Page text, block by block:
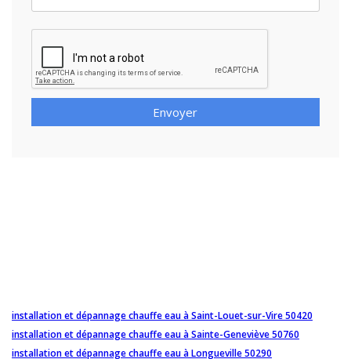
Envoyer
installation et dépannage chauffe eau à Saint-Louet-sur-Vire 50420
installation et dépannage chauffe eau à Sainte-Geneviève 50760
installation et dépannage chauffe eau à Longueville 50290